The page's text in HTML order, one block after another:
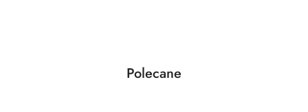
Pomiń karuzelę produktów
Produkty
Polecane